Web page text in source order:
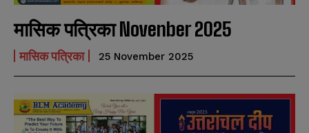
मासिक पत्रिका Novenber 2025
मासिक पत्रिका 25 November 2025